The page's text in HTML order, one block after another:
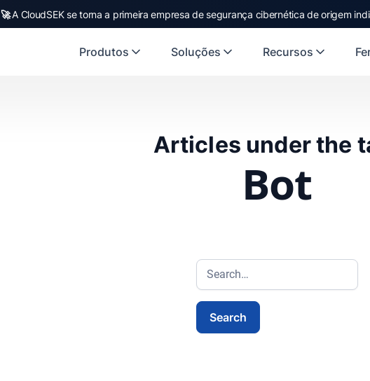
🚀A CloudSEK se torna a primeira empresa de segurança cibernética de origem
Produtos Soluções Recursos
Articles under the
Bot